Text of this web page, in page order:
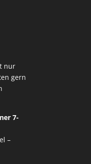
nur
gern
7-
–